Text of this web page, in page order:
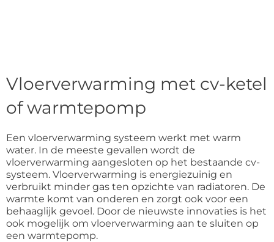
Vloerverwarming met cv-ketel
of warmtepomp
Een vloerverwarming systeem werkt met warm
water. In de meeste gevallen wordt de
vloerverwarming aangesloten op het bestaande cv-
systeem. Vloerverwarming is energiezuinig en
verbruikt minder gas ten opzichte van radiatoren. De
warmte komt van onderen en zorgt ook voor een
behaaglijk gevoel. Door de nieuwste innovaties is het
ook mogelijk om vloerverwarming aan te sluiten op
een warmtepomp.